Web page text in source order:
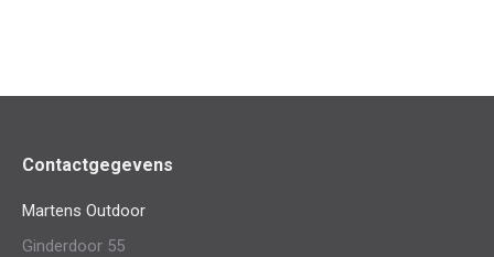
Contactgegevens
Martens Outdoor
Ginderdoor 55